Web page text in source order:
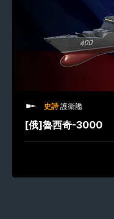
史詩 護衛艦
[俄]魯西奇-3000